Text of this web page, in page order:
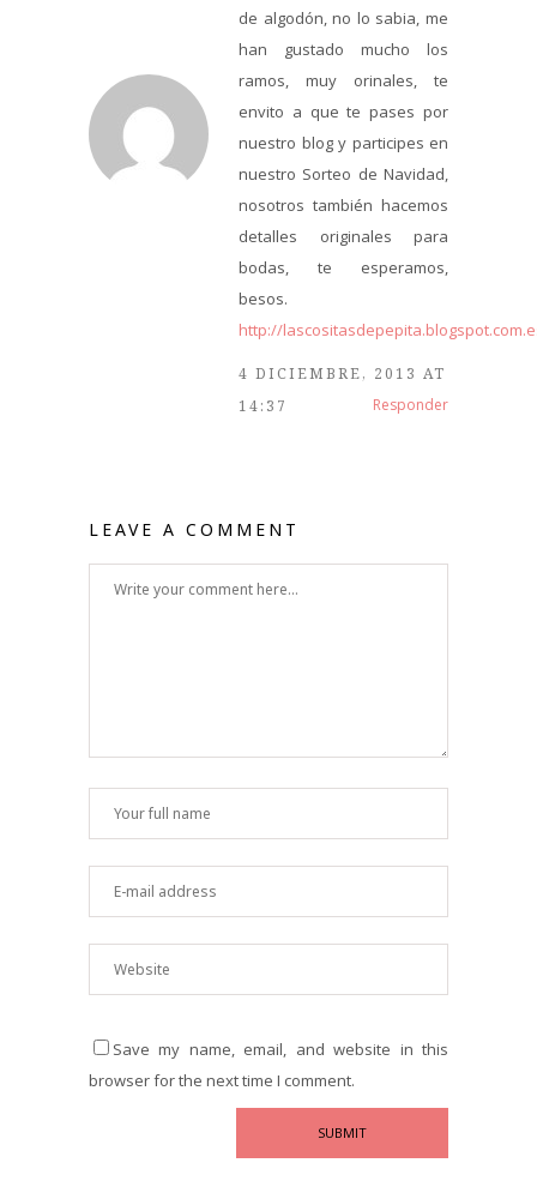
de algodón, no lo sabia, me
han gustado mucho los
ramos, muy orinales, te
envito a que te pases por
nuestro blog y participes en
nuestro Sorteo de Navidad,
nosotros también hacemos
detalles originales para
bodas, te esperamos,
besos.
http://
4 DICIEMBRE, 2013 AT
14:37
Responder
LEAVE A COMMENT
Save my name, email, and website in this
browser for the next time I comment.